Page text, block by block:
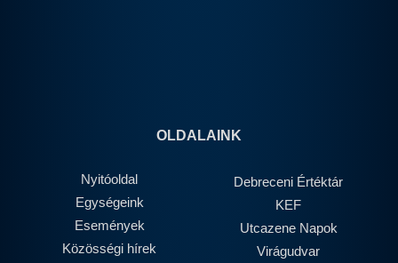
OLDALAINK
Nyitóoldal
Egységeink
Események
Közösségi hírek
Debreceni Értéktár
KEF
Utcazene Napok
Virágudvar